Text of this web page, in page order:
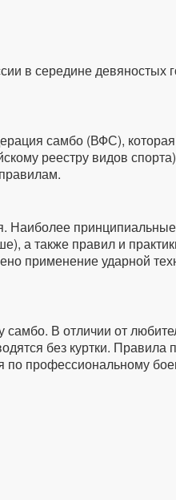
в середине девяностых
самбо (ВФС),
реестру видов
Наиболее
а также правил и
применение ударной
В отличии от
без куртки. Правила
профессиональному